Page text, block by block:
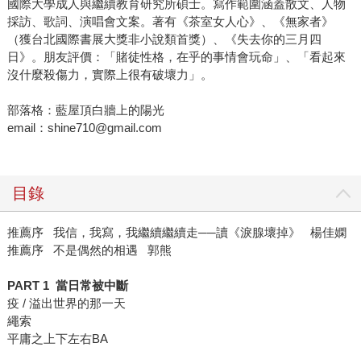
國際大學成人與繼續教育研究所碩士。寫作範圍涵蓋散文、人物
採訪、歌詞、演唱會文案。著有《茶室女人心》、《無家者》
（獲台北國際書展大獎非小說類首獎）、《失去你的三月四
日》。朋友評價：「賭徒性格，在乎的事情會玩命」、「看起來
沒什麼殺傷力，實際上很有破壞力」。
部落格：藍屋頂白牆上的陽光
email：shine710@gmail.com
目錄
推薦序 我信，我寫，我繼續繼續走──讀《淚腺壞掉》 楊佳嫻
推薦序 不是偶然的相遇 郭熊
PART 1 當日常被中斷
疫 / 溢出世界的那一天
繩索
平庸之上下左右BA